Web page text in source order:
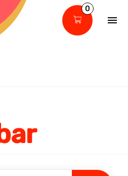
0